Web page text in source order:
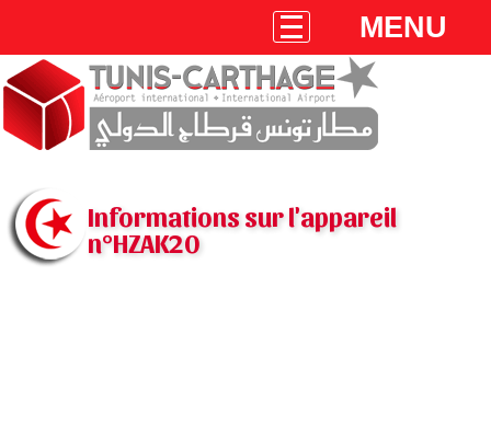
MENU
Informations sur l'appareil
n°HZAK20